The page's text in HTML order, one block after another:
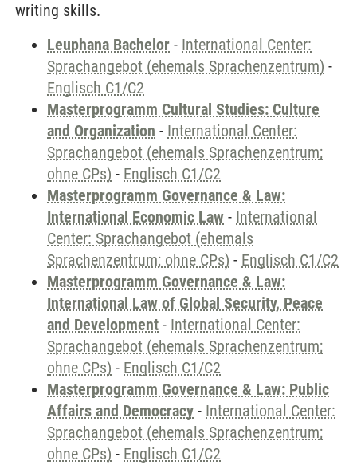
writing skills.
Leuphana Bachelor - International Center:
Sprachangebot (ehemals Sprachenzentrum) -
Englisch C1/C2
Masterprogramm Cultural Studies: Culture
and Organization - International Center:
Sprachangebot (ehemals Sprachenzentrum;
ohne CPs) - Englisch C1/C2
Masterprogramm Governance & Law:
International Economic Law - International
Center: Sprachangebot (ehemals
Sprachenzentrum; ohne CPs) - Englisch C1/C2
Masterprogramm Governance & Law:
International Law of Global Security, Peace
and Development - International Center:
Sprachangebot (ehemals Sprachenzentrum;
ohne CPs) - Englisch C1/C2
Masterprogramm Governance & Law: Public
Affairs and Democracy - International Center:
Sprachangebot (ehemals Sprachenzentrum;
ohne CPs) - Englisch C1/C2